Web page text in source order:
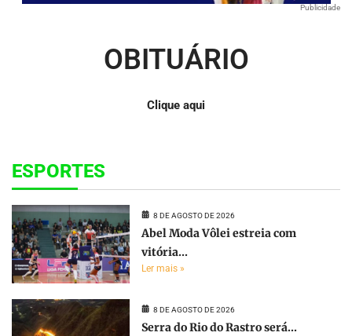
Publicidade
OBITUÁRIO
Clique aqui
ESPORTES
8 DE AGOSTO DE 2026
Abel Moda Vôlei estreia com
vitória...
Ler mais »
8 DE AGOSTO DE 2026
Serra do Rio do Rastro será...